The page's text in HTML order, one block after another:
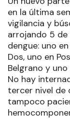
en la última
vigilancia y
arrojando 5
dengue: uno
Dos, uno en
Belgrano y
No hay
tercer nivel de
tampoco